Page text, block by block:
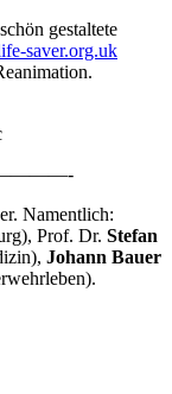
gestaltete
saver.org.uk
Namentlich:
Prof. Dr. Stefan
Johann Bauer